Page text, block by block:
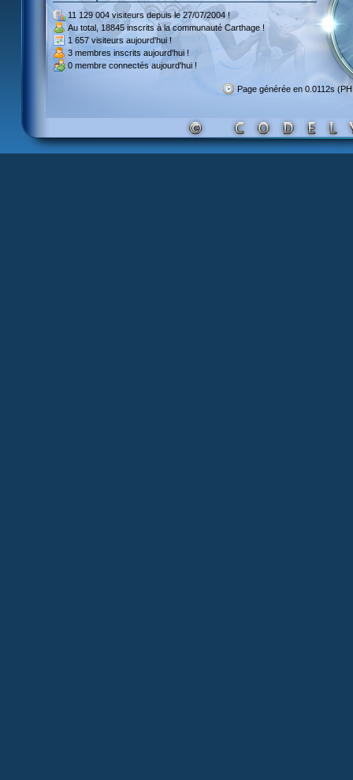
11 129 004 visiteursdepuis le 27/07/2004 !
Au total, 18845 inscritsà la communauté Carthage !
1 657 visiteurs aujourd'hui !
3 membres inscrits aujourd'hui !
0 membre connectés aujourd'hui !
Page générée en 0.0112s